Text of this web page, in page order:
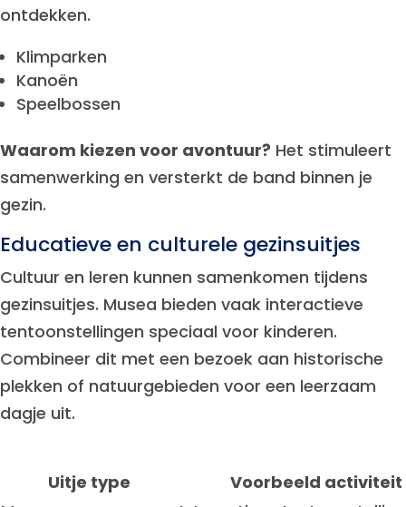
ontdekken.
Klimparken
Kanoën
Speelbossen
Waarom kiezen voor avontuur? Het stimuleert
samenwerking en versterkt de band binnen je
gezin.
Educatieve en culturele gezinsuitjes
Cultuur en leren kunnen samenkomen tijdens
gezinsuitjes. Musea bieden vaak interactieve
tentoonstellingen speciaal voor kinderen.
Combineer dit met een bezoek aan historische
plekken of natuurgebieden voor een leerzaam
dagje uit.
Uitje type
Voorbeeld activiteit